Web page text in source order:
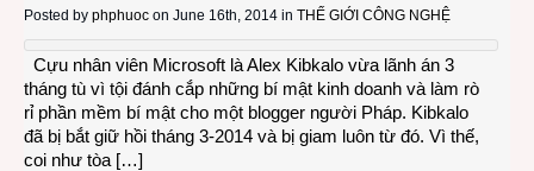
Posted by phphuoc on June 16th, 2014 in THẾ GIỚI CÔNG NGHỆ
Cựu nhân viên Microsoft là Alex Kibkalo vừa lãnh án 3
tháng tù vì tội đánh cắp những bí mật kinh doanh và làm rò
rỉ phần mềm bí mật cho một blogger người Pháp. Kibkalo
đã bị bắt giữ hồi tháng 3-2014 và bị giam luôn từ đó. Vì thế,
coi như tòa […]